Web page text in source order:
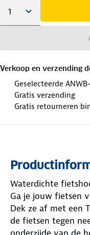
Verkoop en verzending
Geselecteerde
Gratis verzending
Gratis retourneren
Waterdichte
Ga je jouw fietsen
Dek ze af met een
de fietsen tegen